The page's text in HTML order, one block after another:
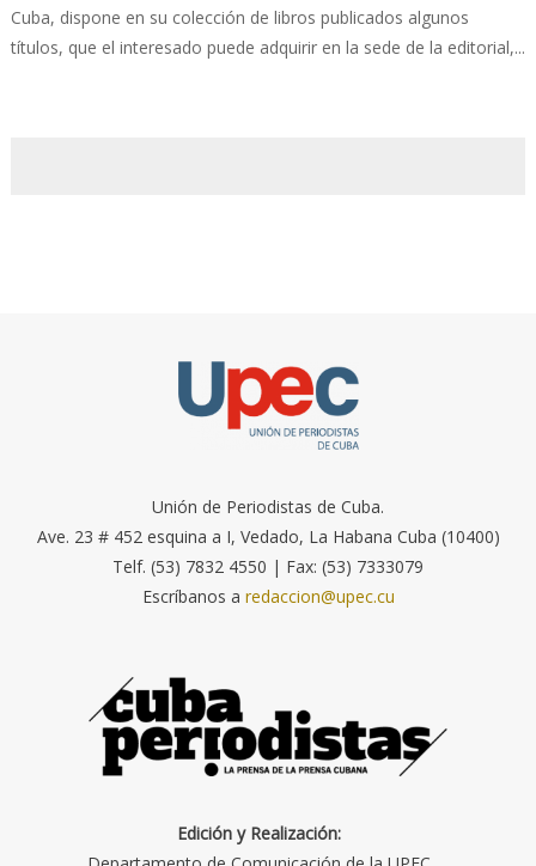
Cuba, dispone en su colección de libros publicados algunos
títulos, que el interesado puede adquirir en la sede de la editorial,...
Unión de Periodistas de Cuba.
Ave. 23 # 452 esquina a I, Vedado, La Habana Cuba (10400)
Telf. (53) 7832 4550 | Fax: (53) 7333079
Escríbanos a redaccion@upec.cu
Edición y Realización: